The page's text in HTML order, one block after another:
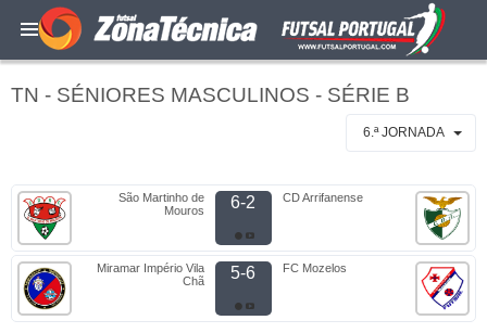
TN - SÉNIORES MASCULINOS - SÉRIE B
6.ª JORNADA
São Martinho de
Mouros
6-2 CD Arrifanense
Miramar Império Vila
Chã
5-6 FC Mozelos